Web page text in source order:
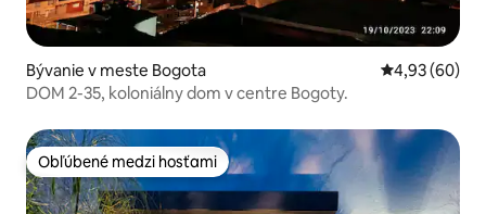
Bývanie v meste Bogota Priemerné
4,93 (60)
DOM 2-35, koloniálny dom v centre Bogoty.
Obľúbené medzi hosťami
Obľúbené medzi hosťami